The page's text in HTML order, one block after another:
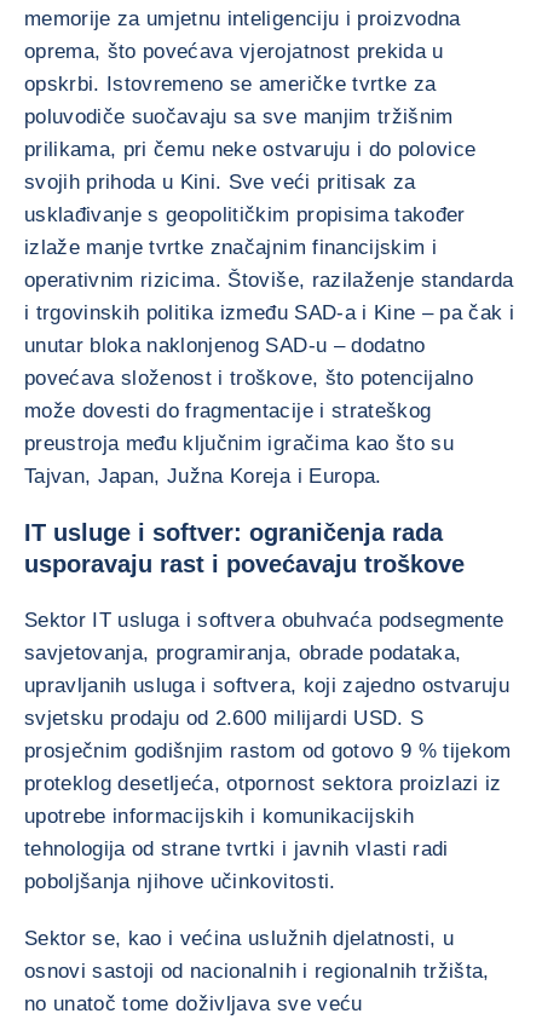
memorije za umjetnu inteligenciju i proizvodna
oprema, što povećava vjerojatnost prekida u
opskrbi. Istovremeno se američke tvrtke za
poluvodiče suočavaju sa sve manjim tržišnim
prilikama, pri čemu neke ostvaruju i do polovice
svojih prihoda u Kini. Sve veći pritisak za
usklađivanje s geopolitičkim propisima također
izlaže manje tvrtke značajnim financijskim i
operativnim rizicima. Štoviše, razilaženje standarda
i trgovinskih politika između SAD-a i Kine – pa čak i
unutar bloka naklonjenog SAD-u – dodatno
povećava složenost i troškove, što potencijalno
može dovesti do fragmentacije i strateškog
preustroja među ključnim igračima kao što su
Tajvan, Japan, Južna Koreja i Europa.
IT usluge i softver: ograničenja rada
usporavaju rast i povećavaju troškove
Sektor IT usluga i softvera obuhvaća podsegmente
savjetovanja, programiranja, obrade podataka,
upravljanih usluga i softvera, koji zajedno ostvaruju
svjetsku prodaju od 2.600 milijardi USD. S
prosječnim godišnjim rastom od gotovo 9 % tijekom
proteklog desetljeća, otpornost sektora proizlazi iz
upotrebe informacijskih i komunikacijskih
tehnologija od strane tvrtki i javnih vlasti radi
poboljšanja njihove učinkovitosti.
Sektor se, kao i većina uslužnih djelatnosti, u
osnovi sastoji od nacionalnih i regionalnih tržišta,
no unatoč tome doživljava sve veću